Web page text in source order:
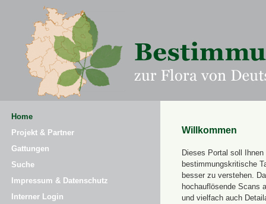
Home
Projekt & Partner
Gattungen
Suche
Impressum & Datenschutz
Interner Login
Willkommen
Dieses Portal soll Ihnen
bestimmungskritische
besser zu verstehen.
hochauflösende Scans
und vielfach auch